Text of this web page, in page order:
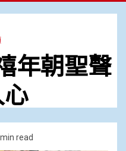
年朝聖聲
read